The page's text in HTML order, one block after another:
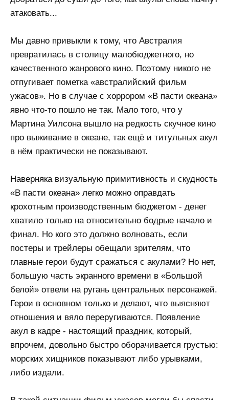
атаковать...
Мы давно привыкли к тому, что Австралия
превратилась в столицу малобюджетного, но
качественного жанрового кино. Поэтому никого не
отпугивает пометка «австралийский фильм
ужасов». Но в случае с хоррором «В пасти океана»
явно что-то пошло не так. Мало того, что у
Мартина Уилсона вышло на редкость скучное кино
про выживание в океане, так ещё и титульных акул
в нём практически не показывают.
Наверняка визуальную примитивность и скудность
«В пасти океана» легко можно оправдать
крохотным производственным бюджетом - денег
хватило только на относительно бодрые начало и
финал. Но кого это должно волновать, если
постеры и трейлеры обещали зрителям, что
главные герои будут сражаться с акулами? Но нет,
большую часть экранного времени в «Большой
белой» отвели на ругань центральных персонажей.
Герои в основном только и делают, что выясняют
отношения и вяло переругиваются. Появление
акул в кадре - настоящий праздник, который,
впрочем, довольно быстро оборачивается грустью:
морских хищников показывают либо урывками,
либо издали.